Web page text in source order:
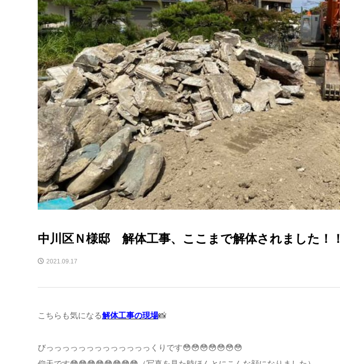
中川区Ｎ様邸 解体工事、ここまで解体されました！！
2021.09.17
こちらも気になる解体工事の現場📸
びっっっっっっっっっっっっっくりです😳😳😳😳😳😳😳